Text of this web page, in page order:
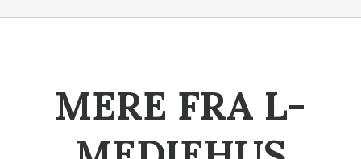
MERE FRA L-